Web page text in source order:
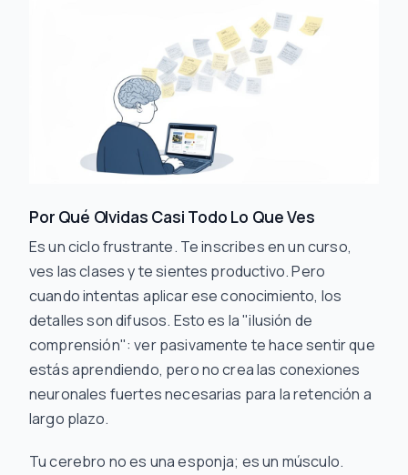
Por Qué Olvidas Casi Todo Lo Que Ves
Es un ciclo frustrante. Te inscribes en un curso,
ves las clases y te sientes productivo. Pero
cuando intentas aplicar ese conocimiento, los
detalles son difusos. Esto es la "ilusión de
comprensión": ver pasivamente te hacesentirque
estás aprendiendo, pero no crea las conexiones
neuronales fuertes necesarias para la retención a
largo plazo.
Tu cerebro no es una esponja; es un músculo.